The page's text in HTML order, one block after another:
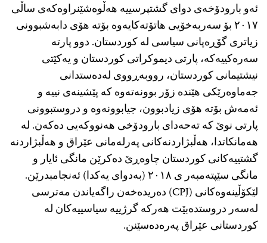
ئه‌و بارودۆخه‌ی دوای گشتپرسییه‌ هه‌ڵوه‌شێنراوه‌كه‌ی ساڵی
٢٠١٧ بۆ سه‌ربه‌خۆیی هاتۆته‌كایه‌وه‌ بۆته‌ هۆی دابه‌شبوونی
زیاتری گۆڕه‌پانی سیاسی له‌ كوردستان. دوو پارته‌
سه‌ره‌كییه‌كه‌، پارتی دیموكراتی كوردستان و یه‌كێتی
نیشتیمانی كوردستان، رووبه‌ڕووی له‌ده‌ستدانی
جه‌ماوه‌رێكی هێنده‌ زۆر بوونه‌ته‌وه‌ كه‌ پێشینه‌ی نییه‌ و
ئه‌مه‌ش بۆته‌ هۆی زیادبوون، جیابوونه‌وه‌ و دروستبوونی
پارتی نوێ كه‌ ته‌حه‌دای بارودۆخی هه‌نووكه‌یی ده‌كه‌ن. له‌
هه‌مانكاتدا، هه‌ڵبژاردنه‌كانی په‌رله‌مانی عێراق و هه‌ڵبژاردنه‌
گشتییه‌كانی كوردستان چاوه‌ڕێ ده‌كرێن مانگی ئایار و
مانگی سێپته‌مبه‌ر ی ٢٠١٨ (به‌دوای یه‌كدا) ئه‌نجامبدرێن.
لێكۆڵینه‌وه‌كانی (CPJ) ده‌ریده‌خه‌ن راگه‌یاندن مه‌ترسی
له‌سه‌ر دروستده‌بێت هه‌ركه‌ گرژییه‌ سیاسییه‌كان له‌
كوردستانی عێراق په‌ره‌ده‌سێنن.